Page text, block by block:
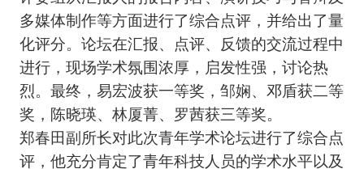
多媒体制作等方面进行了综合点评，并给出了量
化评分。论坛在汇报、点评、反馈的交流过程中
进行，现场学术氛围浓厚，启发性强，讨论热
烈。最终，易宏波获一等奖，邹娴、邓盾获二等
奖，陈晓瑛、林厦菁、罗茜获三等奖。
郑春田副所长对此次青年学术论坛进行了综合点
评，他充分肯定了青年科技人员的学术水平以及